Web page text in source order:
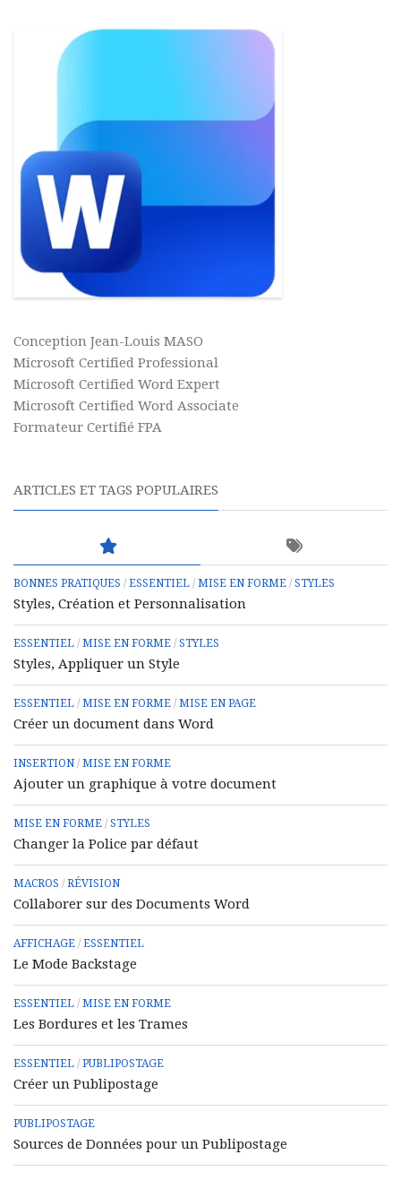
Conception Jean-Louis MASO
Microsoft Certified Professional
Microsoft Certified Word Expert
Microsoft Certified Word Associate
Formateur Certifié FPA
ARTICLES ET TAGS POPULAIRES
BONNES PRATIQUES / ESSENTIEL / MISE EN FORME / STYLES
Styles, Création et Personnalisation
ESSENTIEL / MISE EN FORME / STYLES
Styles, Appliquer un Style
ESSENTIEL / MISE EN FORME / MISE EN PAGE
Créer un document dans Word
INSERTION / MISE EN FORME
Ajouter un graphique à votre document
MISE EN FORME / STYLES
Changer la Police par défaut
MACROS / RÉVISION
Collaborer sur des Documents Word
AFFICHAGE / ESSENTIEL
Le Mode Backstage
ESSENTIEL / MISE EN FORME
Les Bordures et les Trames
ESSENTIEL / PUBLIPOSTAGE
Créer un Publipostage
PUBLIPOSTAGE
Sources de Données pour un Publipostage